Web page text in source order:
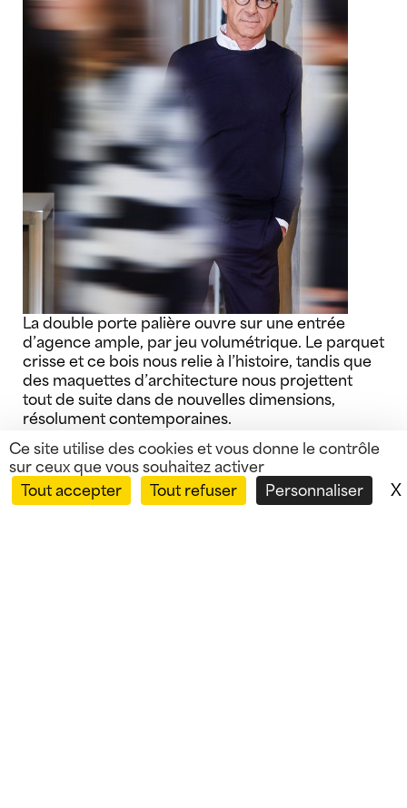
Ce site utilise des cookies et vous donne le contrôle
sur ceux que vous souhaitez activer
Tout accepter
Tout refuser Personnaliser X
La double porte palière ouvre sur une entrée
d’agence ample, par jeu volumétrique. Le parquet
crisse et ce bois nous relie à l’histoire, tandis que
des maquettes d’architecture nous projettent
tout de suite dans de nouvelles dimensions,
résolument contemporaines.
Passée cette première volumétrie, la pratique
d’agence s’épanouit dans un vaste espace de
travail sur deux niveaux, où s’imbriquent autour
d’une nef d’autres volumes en dédales, d’autres